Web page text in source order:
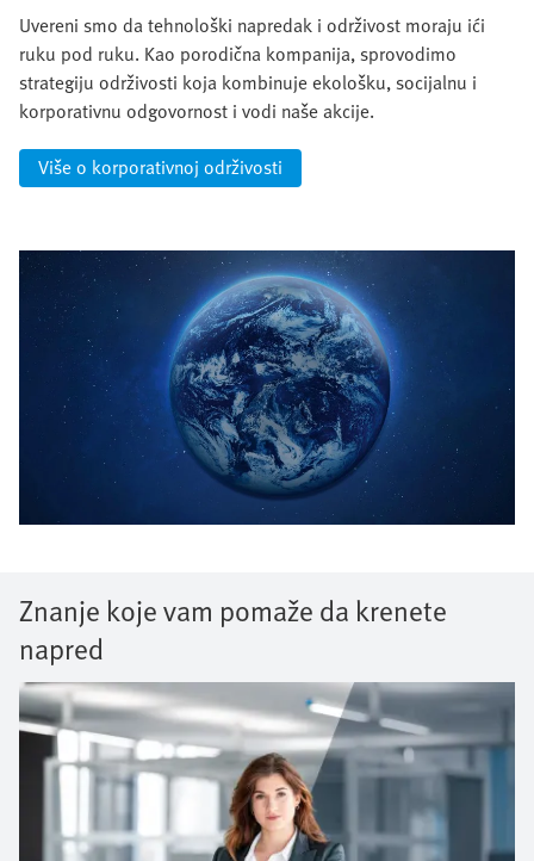
Uvereni smo da tehnološki napredak i održivost moraju ići
ruku pod ruku. Kao porodična kompanija, sprovodimo
strategiju održivosti koja kombinuje ekološku, socijalnu i
korporativnu odgovornost i vodi naše akcije.
Više o korporativnoj održivosti
Znanje koje vam pomaže da krenete
napred